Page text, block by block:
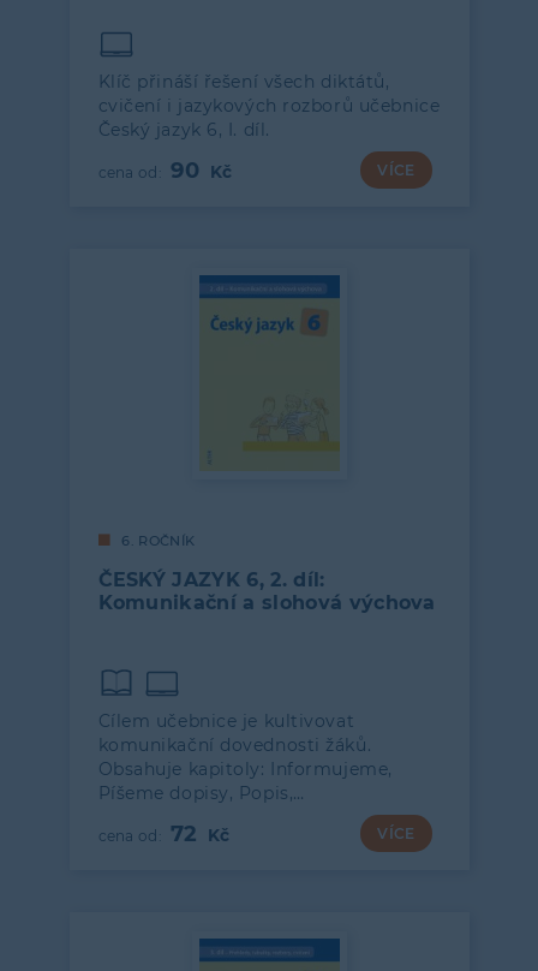
Klíč přináší řešení všech diktátů,
cvičení i jazykových rozborů učebnice
Český jazyk 6, I. díl.
90 VÍCE
6. ROČNÍK
ČESKÝ JAZYK 6, 2. díl:
Komunikační a slohová výchova
Cílem učebnice je kultivovat
komunikační dovednosti žáků.
Obsahuje kapitoly: Informujeme,
Píšeme dopisy, Popis,…
72 VÍCE